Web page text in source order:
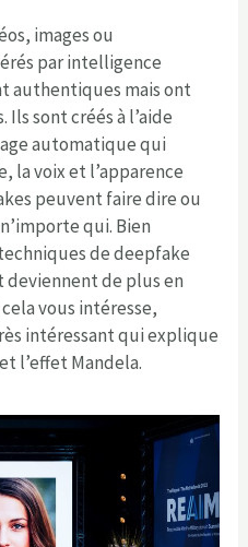
images ou
par intelligence
authentiques mais ont
sont créés à l’aide
automatique qui
la voix et l’apparence
peuvent faire dire ou
qui. Bien
de deepfake
de plus en
vous intéresse,
intéressant qui explique
l’effet Mandela.